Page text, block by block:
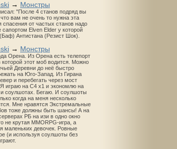
→ Монстры
"После 4 станов подряд вы
вам не очень то нужна эта
спасения от частых станов надо
сапортом Elven Elder у которой
Антистана (Резист Шок).
→ Монстры
Орена. Из Орена есть телепорт
которой этот моб водится. Можно
Деревни до неё быстро
на Юго-Запад. Из Гирана
и перебегать через мост
Я играю на С4 х1 и экономлю на
и соулшотах. Бегаю. И соулшоты
когда на меня несколько
Мне нравятся Экстремальные
тоже должны быть шансы! А на
РБ на изи в одно окно
не крутая MMORPG-игра, а
маленьких девочек. Ровные
(и используя соулшоты без